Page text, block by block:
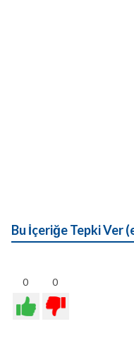
Bu İçeriğe Tepki Ver
0 0